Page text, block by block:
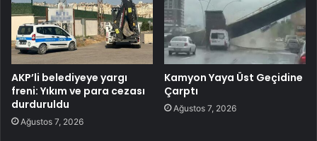
AKP’li belediyeye yargı
freni: Yıkım ve para cezası
durduruldu
Ağustos 7, 2026
Kamyon Yaya Üst Geçidine
Çarptı
Ağustos 7, 2026